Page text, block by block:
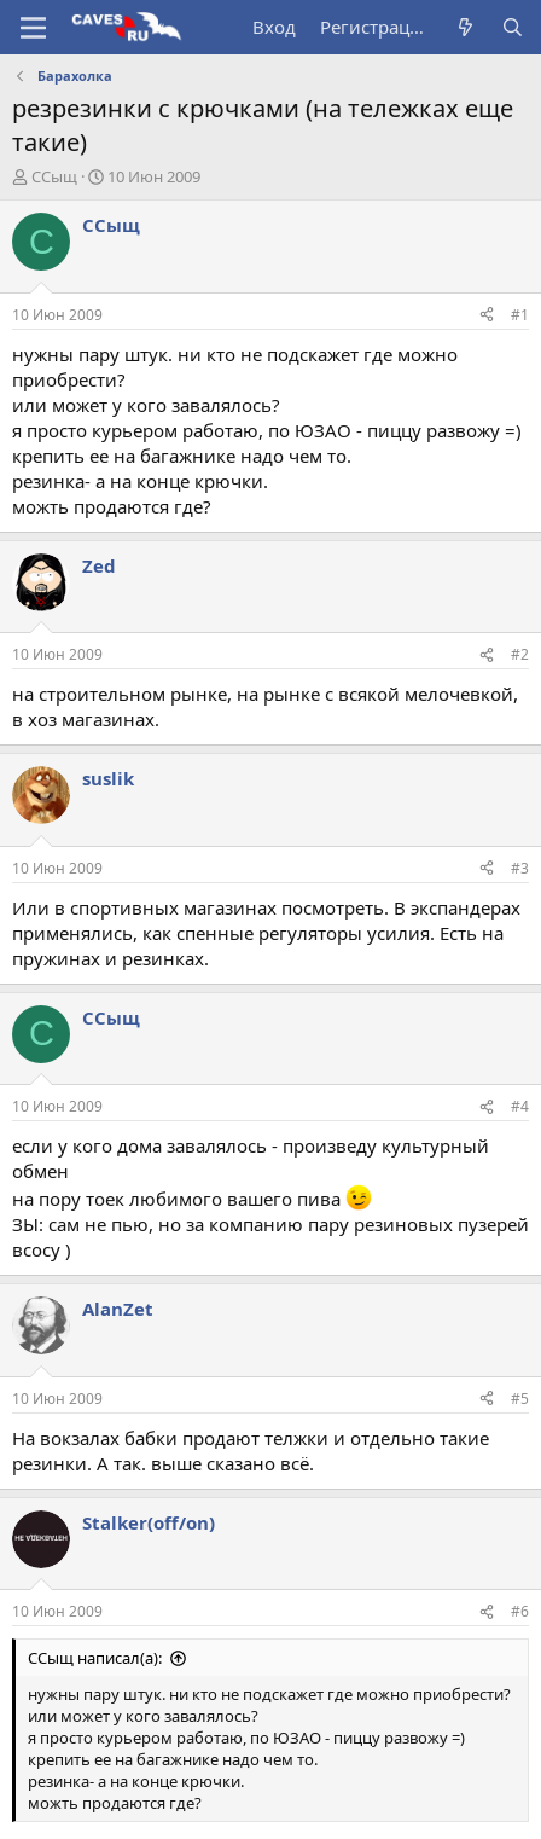
Вход Регистрация
Барахолка
резрезинки с крючками (на тележках еще
такие)
А
т
о
т
е
м
ы
ССыщ
Д
т
а
л
а
10 Июн 2009
С ССыщ
10 Июн 2009 #1
нужны пару штук. ни кто не подскажет где можно
приобрести?
или может у кого завалялось?
я просто курьером работаю, по ЮЗАО - пиццу развожу =)
крепить ее на багажнике надо чем то.
резинка- а на конце крючки.
можть продаются где?
Zed
10 Июн 2009 #2
на строительном рынке, на рынке с всякой мелочевкой,
в хоз магазинах.
suslik
10 Июн 2009 #3
Или в спортивных магазинах посмотреть. В экспандерах
применялись, как спенные регуляторы усилия. Есть на
пружинах и резинках.
С ССыщ
10 Июн 2009 #4
если у кого дома завалялось - произведу культурный
обмен
на пору тоек любимого вашего пива
ЗЫ: сам не пью, но за компанию пару резиновых пузерей
всосу )
AlanZet
10 Июн 2009 #5
На вокзалах бабки продают телжки и отдельно такие
резинки. А так. выше сказано всё.
Stalker(off/on)
10 Июн 2009 #6
ССыщ написал(а):
нужны пару штук. ни кто не подскажет где можно приобрести?
или может у кого завалялось?
я просто курьером работаю, по ЮЗАО - пиццу развожу =)
крепить ее на багажнике надо чем то.
резинка- а на конце крючки.
можть продаются где?